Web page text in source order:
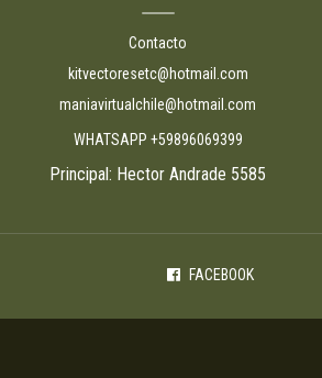
Contacto
kitvectoresetc@hotmail.com
maniavirtualchile@hotmail.com
WHATSAPP +59896069399
Principal: Hector Andrade 5585
FACEBOOK